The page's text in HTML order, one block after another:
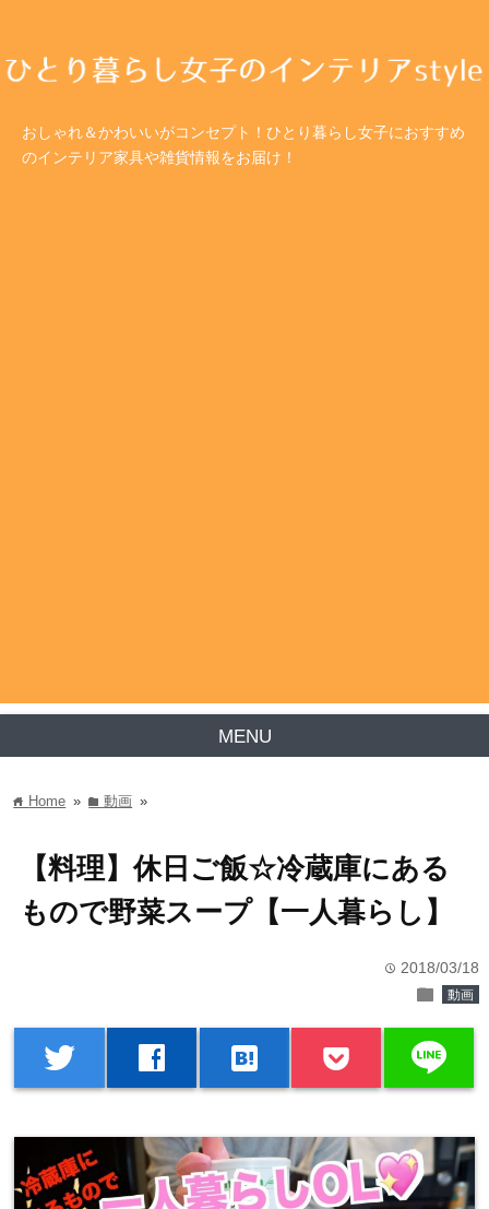
おしゃれ＆かわいいがコンセプト！ひとり暮らし女子におすすめ
のインテリア家具や雑貨情報をお届け！
MENU
home Home » folder動画 »
【料理】休日ご飯☆冷蔵庫にある
もので野菜スープ【一人暮らし】
time 2018/03/18
folder 動画
twitter facebook hatenabookmark line